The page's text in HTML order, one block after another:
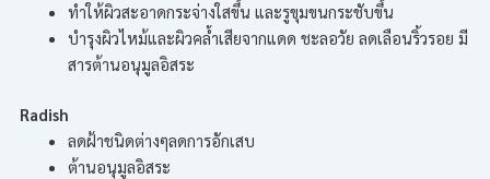
ทำให้ผิวสะอาดกระจ่างใสขึ้น และรูขุมขนกระชับขึ้น
บำรุงผิวไหม้และผิวคล้ำเสียจากแดด ชะลอวัย ลดเลือนริ้วรอย มี
สารต้านอนุมูลอิสระ
Radish
ลดฝ้าชนิดต่างๆลดการอักเสบ
ต้านอนุมูลอิสระ